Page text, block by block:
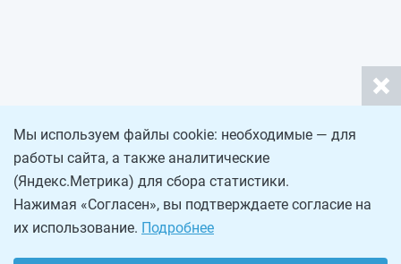
Мы используем файлы cookie: необходимые — для
работы сайта, а также аналитические
(Яндекс.Метрика) для сбора статистики.
Нажимая «Согласен», вы подтверждаете согласие на
их использование. Подробнее